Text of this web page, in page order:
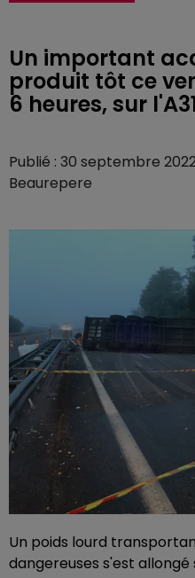
Un important
produit tôt ce
6 heures, sur
Publié : 30 septembre
Beaurepere
Un poids lourd
dangereuses s'est